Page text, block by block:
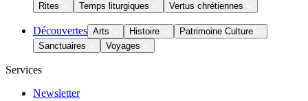
Rites
Temps liturgiques Vertus chrétiennes
Découvertes Arts Histoire
Patrimoine Culture
Sanctuaires
Voyages
Services
Newsletter